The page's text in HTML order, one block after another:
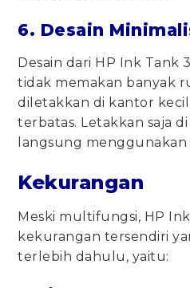
6. Desain
Desain dari HP Ink Tank
tidak memakan banyak
diletakkan di kantor
terbatas. Letakkan saja
langsung
Kekurangan
Meski multifungsi, HP
kekurangan tersendiri
terlebih dahulu, yaitu: